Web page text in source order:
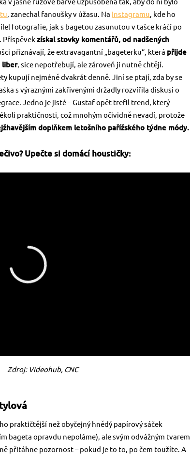
v jasně růžové barvě uzpůsobená tak, aby do ní bylo
, zanechal fanoušky v úžasu. Na Instagramu, kde ho
fotografie, jak s bagetou zasunutou v tašce kráčí po
Příspěvek získal stovky komentářů, od nadšených
přiznávají, že extravagantní „bageterku“, která přijde
liber, sice nepotřebují, ale zároveň ji nutně chtějí.
kupují nejméně dvakrát denně. Jiní se ptají, zda by se
s výraznými zakřivenými držadly rozvířila diskusi o
Jedno je jisté – Gustaf opět trefil trend, který
praktičnosti, což mnohým očividně nevadí, protože
doplňkem letošního pařížského týdne módy.
Upečte si domácí houstičky:
Zdroj: Videohub, CNC
praktičtější než obyčejný hnědý papírový sáček
bageta opravdu nepoláme), ale svým odvážným tvarem
přitáhne pozornost – pokud je to to, po čem toužíte. A